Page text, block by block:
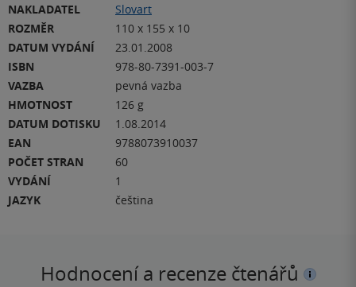
NAKLADATEL
Slovart
ROZMĚR
110 x 155 x 10
DATUM VYDÁNÍ
23.01.2008
ISBN
978-80-7391-003-7
VAZBA
pevná vazba
HMOTNOST
126 g
DATUM DOTISKU
1.08.2014
EAN
9788073910037
POČET STRAN
60
VYDÁNÍ
1
JAZYK
čeština
Hodnocení a recenze čtenářů